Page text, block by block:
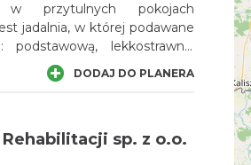
w przytulnych pokojach
jadalnia, w której podawane
lekkostrawną,
(1200 kalorii).
DODAJ DO PLANERA
sp. z o.o.